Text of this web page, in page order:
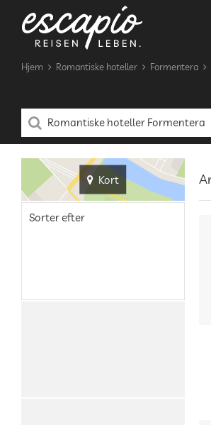
Hjem Romantiske hoteller Formentera
Kort
Sorter efter